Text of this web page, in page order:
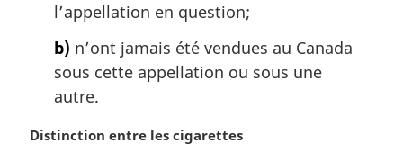
l’appellation en question;
b) n’ont jamais été vendues au Canada
sous cette appellation ou sous une
autre.
N
Distinction entre les cigarettes